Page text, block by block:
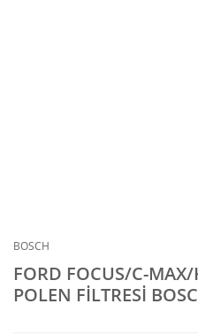
BOSCH
FORD FOCUS/C-
POLEN FİLTRESİ